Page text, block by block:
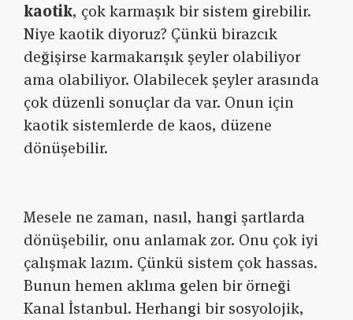
kaotik, çok karmaşık bir sistem girebilir.
Niye kaotik diyoruz? Çünkü birazcık
değişirse karmakarışık şeyler olabiliyor
ama olabiliyor. Olabilecek şeyler arasında
çok düzenli sonuçlar da var. Onun için
kaotik sistemlerde de kaos, düzene
dönüşebilir.
Mesele ne zaman, nasıl, hangi şartlarda
dönüşebilir, onu anlamak zor. Onu çok iyi
çalışmak lazım. Çünkü sistem çok hassas.
Bunun hemen aklıma gelen bir örneği
Kanal İstanbul. Herhangi bir sosyolojik,